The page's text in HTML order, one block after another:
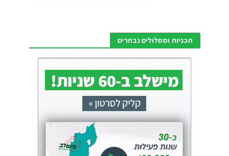
תכניות ומסלולים נבחרים